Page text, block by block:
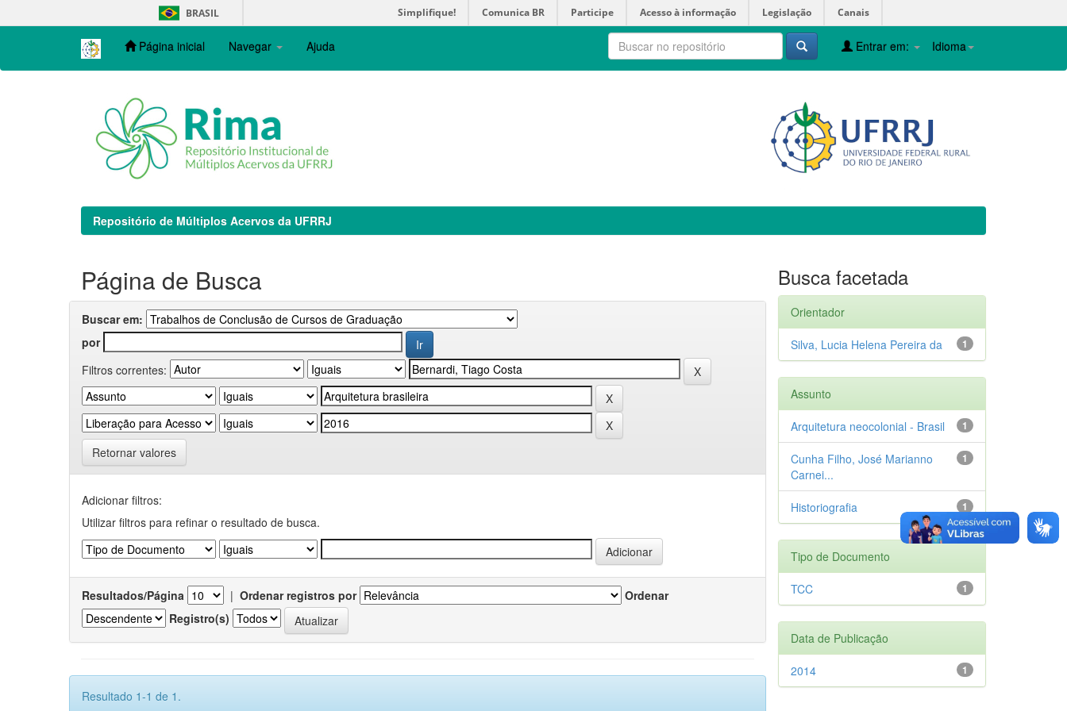
navigation
BRASIL Simplifique! Comunica BR Participe Acesso à informação Legislação Canais
Página inicial Navegar Ajuda Idioma
Entrar em:
Repositório de Múltiplos Acervos da UFRRJ
Página de Busca
Buscar em:
por
Filtros correntes:
Retornar valores
Adicionar filtros:
Utilizar filtros para refinar o resultado de busca.
Resultados/Página | Ordenar registros por
Ordenar
Registro(s)
Resultado 1-1 de 1.
Busca facetada
Orientador
1
Silva, Lucia Helena Pereira da
Assunto
1
Arquitetura neocolonial - Brasil
1
Cunha Filho, José Marianno
Carnei...
1
Historiografia
Tipo de Documento
1
TCC
Data de Publicação
1
2014